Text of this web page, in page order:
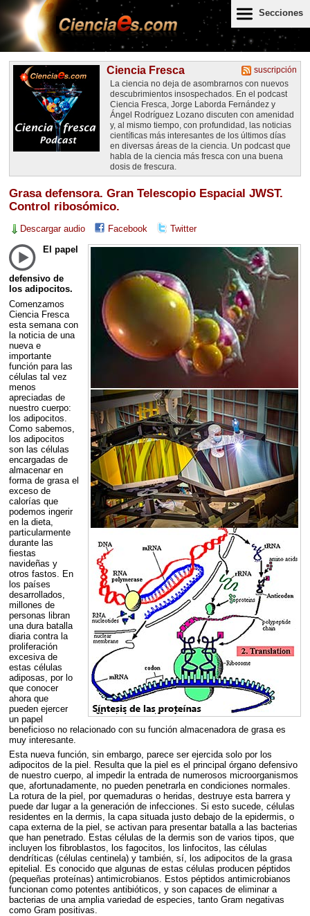
Secciones
suscripción
Ciencia Fresca
La ciencia no deja de asombrarnos con nuevos
descubrimientos insospechados. En el podcast
Ciencia Fresca, Jorge Laborda Fernández y
Ángel Rodríguez Lozano discuten con amenidad
y, al mismo tiempo, con profundidad, las noticias
científicas más interesantes de los últimos días
en diversas áreas de la ciencia. Un podcast que
habla de la ciencia más fresca con una buena
dosis de frescura.
Grasa defensora. Gran Telescopio Espacial JWST.
Control ribosómico.
Descargar audio Facebook Twitter
El papel
defensivo de
los adipocitos.
Comenzamos
Ciencia Fresca
esta semana con
la noticia de una
nueva e
importante
función para las
células tal vez
menos
apreciadas de
nuestro cuerpo:
los adipocitos.
Como sabemos,
los adipocitos
son las células
encargadas de
almacenar en
forma de grasa el
exceso de
calorías que
podemos ingerir
en la dieta,
particularmente
durante las
fiestas
navideñas y
otros fastos. En
los países
desarrollados,
millones de
personas libran
una dura batalla
diaria contra la
proliferación
excesiva de
estas células
adiposas, por lo
que conocer
ahora que
pueden ejercer
un papel
beneficioso no relacionado con su función almacenadora de grasa es
muy interesante.
Esta nueva función, sin embargo, parece ser ejercida solo por los
adipocitos de la piel. Resulta que la piel es el principal órgano defensivo
de nuestro cuerpo, al impedir la entrada de numerosos microorganismos
que, afortunadamente, no pueden penetrarla en condiciones normales.
La rotura de la piel, por quemaduras o heridas, destruye esta barrera y
puede dar lugar a la generación de infecciones. Si esto sucede, células
residentes en la dermis, la capa situada justo debajo de la epidermis, o
capa externa de la piel, se activan para presentar batalla a las bacterias
que han penetrado. Estas células de la dermis son de varios tipos, que
incluyen los fibroblastos, los fagocitos, los linfocitos, las células
dendríticas (células centinela) y también, sí, los adipocitos de la grasa
epitelial. Es conocido que algunas de estas células producen péptidos
(pequeñas proteínas) antimicrobianos. Estos péptidos antimicrobianos
funcionan como potentes antibióticos, y son capaces de eliminar a
bacterias de una amplia variedad de especies, tanto Gram negativas
como Gram positivas.